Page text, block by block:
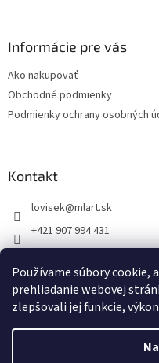
Používame súbory cookie,
prehliadanie webovej
zlepšovali jej funkcie,
Informácie pre vás
Ako nakupovať
Obchodné podmienky
Podmienky ochrany osobných
Kontakt
lovisek@mlart.sk
+421 907 994 431
lovisekmarek